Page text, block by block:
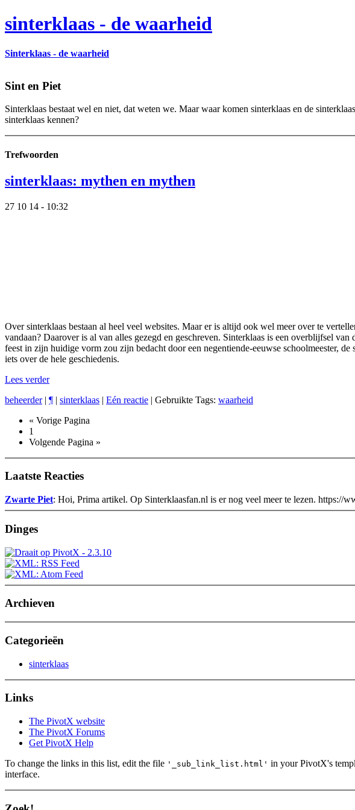
sinterklaas - de waarheid
Sinterklaas - de waarheid
Sint en Piet
Sinterklaas bestaat wel en niet, dat weten we. Maar waar komen sinterklaas en de
sinterklaas kennen?
Trefwoorden
sinterklaas: mythen en mythen
27 10 14 - 10:32
Over sinterklaas bestaan al heel veel websites. Maar er is altijd ook wel meer over te
vandaan? Daarover is al van alles gezegd en geschreven. Sinterklaas is een overblijfsel
feest in zijn huidige vorm zou zijn bedacht door een negentiende-eeuwse schoolmeester,
iets over de hele geschiedenis.
Lees verder
beheerder| ¶ | sinterklaas | Eén reactie | Gebruikte Tags: waarheid
« Vorige Pagina
1
Volgende Pagina »
Laatste Reacties
Zwarte Piet: Hoi, Prima artikel. Op Sinterklaasfan.nl is er nog veel meer te lezen. https://
Dinges
Archieven
Categorieën
sinterklaas
Links
The PivotX website
The PivotX Forums
Get PivotX Help
To change the links in this list, edit the file '_sub_link_list.html' in your PivotX's
interface.